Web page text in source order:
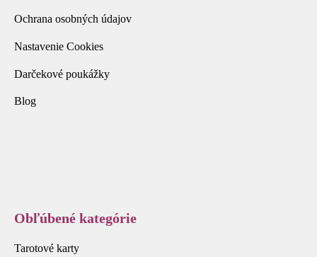
Ochrana osobných údajov
Nastavenie Cookies
Darčekové poukážky
Blog
Obľúbené kategórie
Tarotové karty